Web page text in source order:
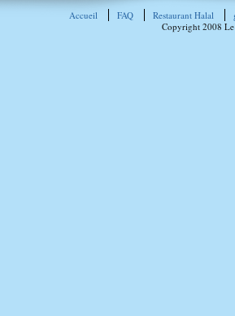
Accueil FAQ Restaurant Halal
Copyright 2008